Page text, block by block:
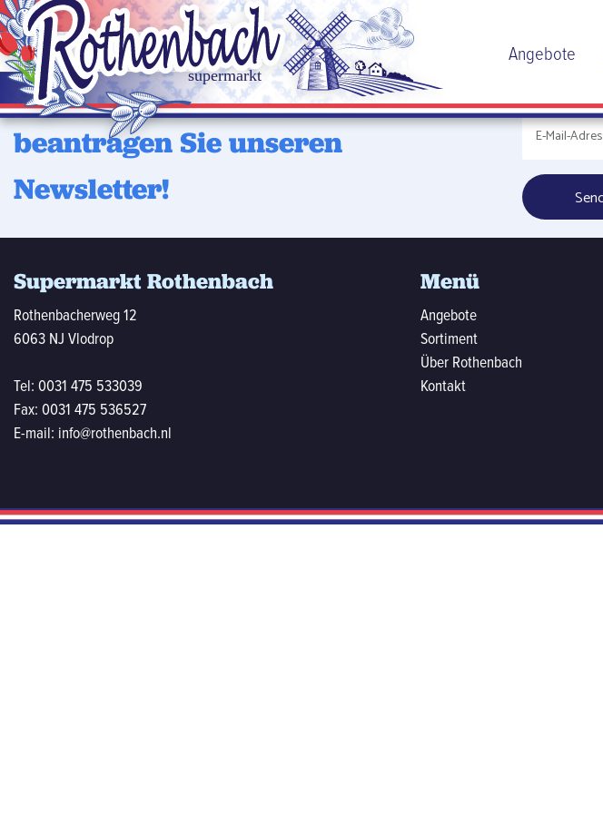
Angebote
Möchten Sie regelmäßig unsere
neuen Angebote erhalten?Dann
beantragen Sie unseren
Newsletter!
Supermarkt Rothenbach
Rothenbacherweg 12
6063 NJ Vlodrop
Tel: 0031 475 533039
Fax: 0031 475 536527
E-mail: info@rothenbach.nl
Menü
Angebote
Sortiment
Über Rothenbach
Kontakt